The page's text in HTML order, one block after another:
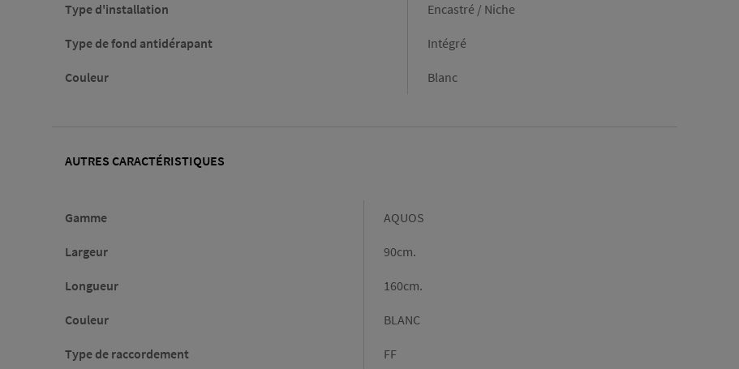
Type d'installation Encastré / Niche
Type de fond antidérapant Intégré
Couleur Blanc
AUTRES CARACTÉRISTIQUES
Gamme Gamme
AQUOS
Largeur Largeur
90cm.
Longueur Longueur
160cm.
Couleur Couleur
BLANC
Type de raccordement
Type
FF